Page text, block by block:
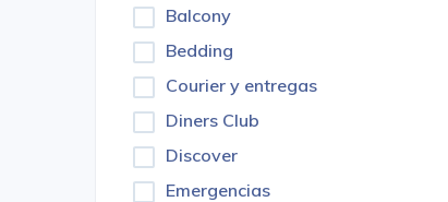
Balcony
Bedding
Courier y entregas
Diners Club
Discover
Emergencias